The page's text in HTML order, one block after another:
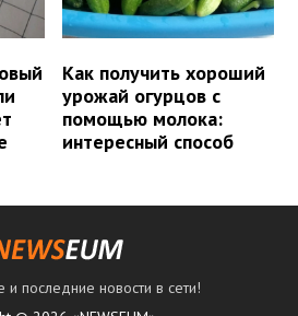
Как получить хороший
урожай огурцов с
помощью молока:
интересный способ
последние новости в сети!